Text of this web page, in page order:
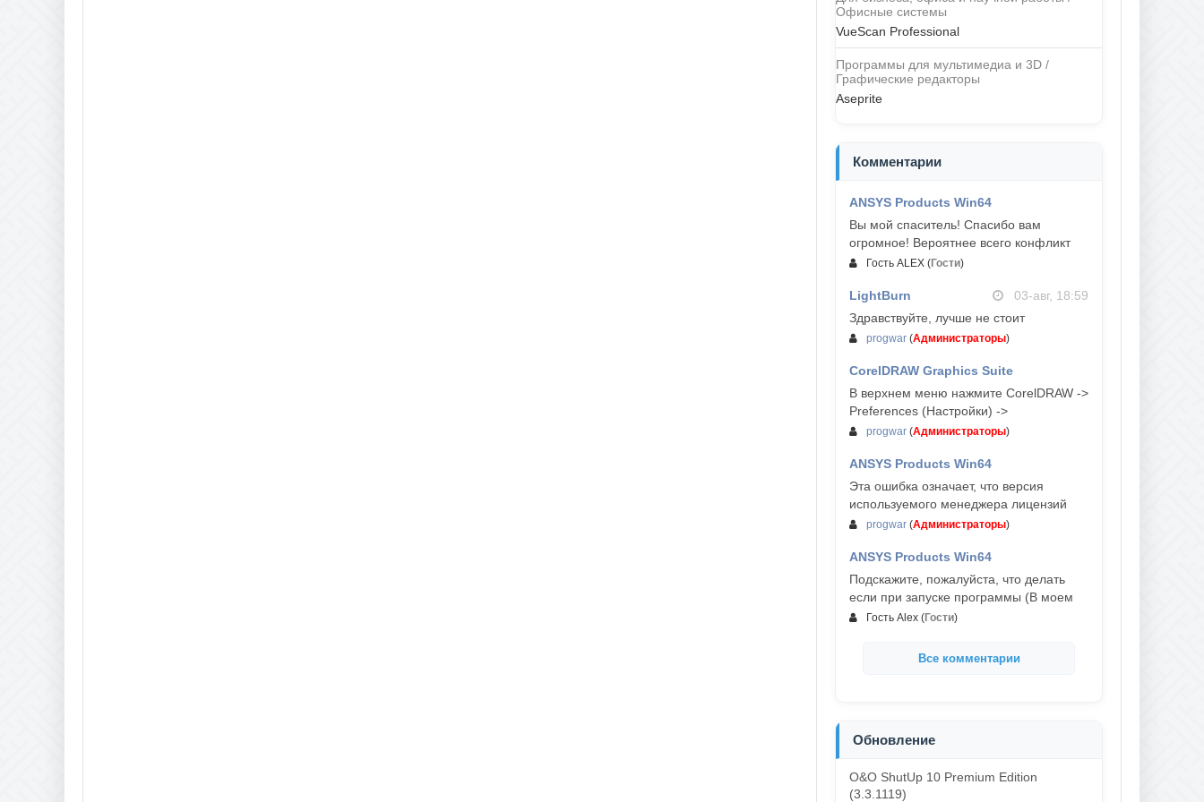
Офисные системы
VueScan Professional
Программы для мультимедиа и 3D /
Графические редакторы
Aseprite
Комментарии
ANSYS Products Win64
Вы мой спаситель! Спасибо вам
огромное! Вероятнее всего конфликт
Гость ALEX (Гости)
LightBurn
03-авг, 18:59
Здравствуйте, лучше не стоит
progwar (Администраторы)
CorelDRAW Graphics Suite
03-авг, 18:58
В верхнем меню нажмите CorelDRAW ->
Preferences (Настройки) ->
progwar (Администраторы)
ANSYS Products Win64
Эта ошибка означает, что версия
используемого менеджера лицензий
progwar (Администраторы)
ANSYS Products Win64
Подскажите, пожалуйста, что делать
если при запуске программы (В моем
Гость Alex (Гости)
Все комментарии
Обновление
O&O ShutUp 10 Premium Edition
(3.3.1119)